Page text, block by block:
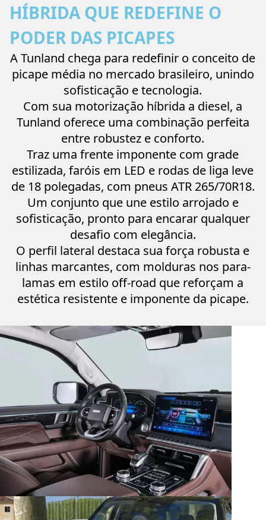
HÍBRIDA QUE REDEFINE O
PODER DAS PICAPES
A Tunland chega para redefinir o conceito de
picape média no mercado brasileiro, unindo
sofisticação e tecnologia.
Com sua motorização híbrida a diesel, a
Tunland oferece uma combinação perfeita
entre robustez e conforto.
Traz uma frente imponente com grade
estilizada, faróis em LED e rodas de liga leve
de 18 polegadas, com pneus ATR 265/70R18.
Um conjunto que une estilo arrojado e
sofisticação, pronto para encarar qualquer
desafio com elegância.
O perfil lateral destaca sua força robusta e
linhas marcantes, com molduras nos para-
lamas em estilo off-road que reforçam a
estética resistente e imponente da picape.